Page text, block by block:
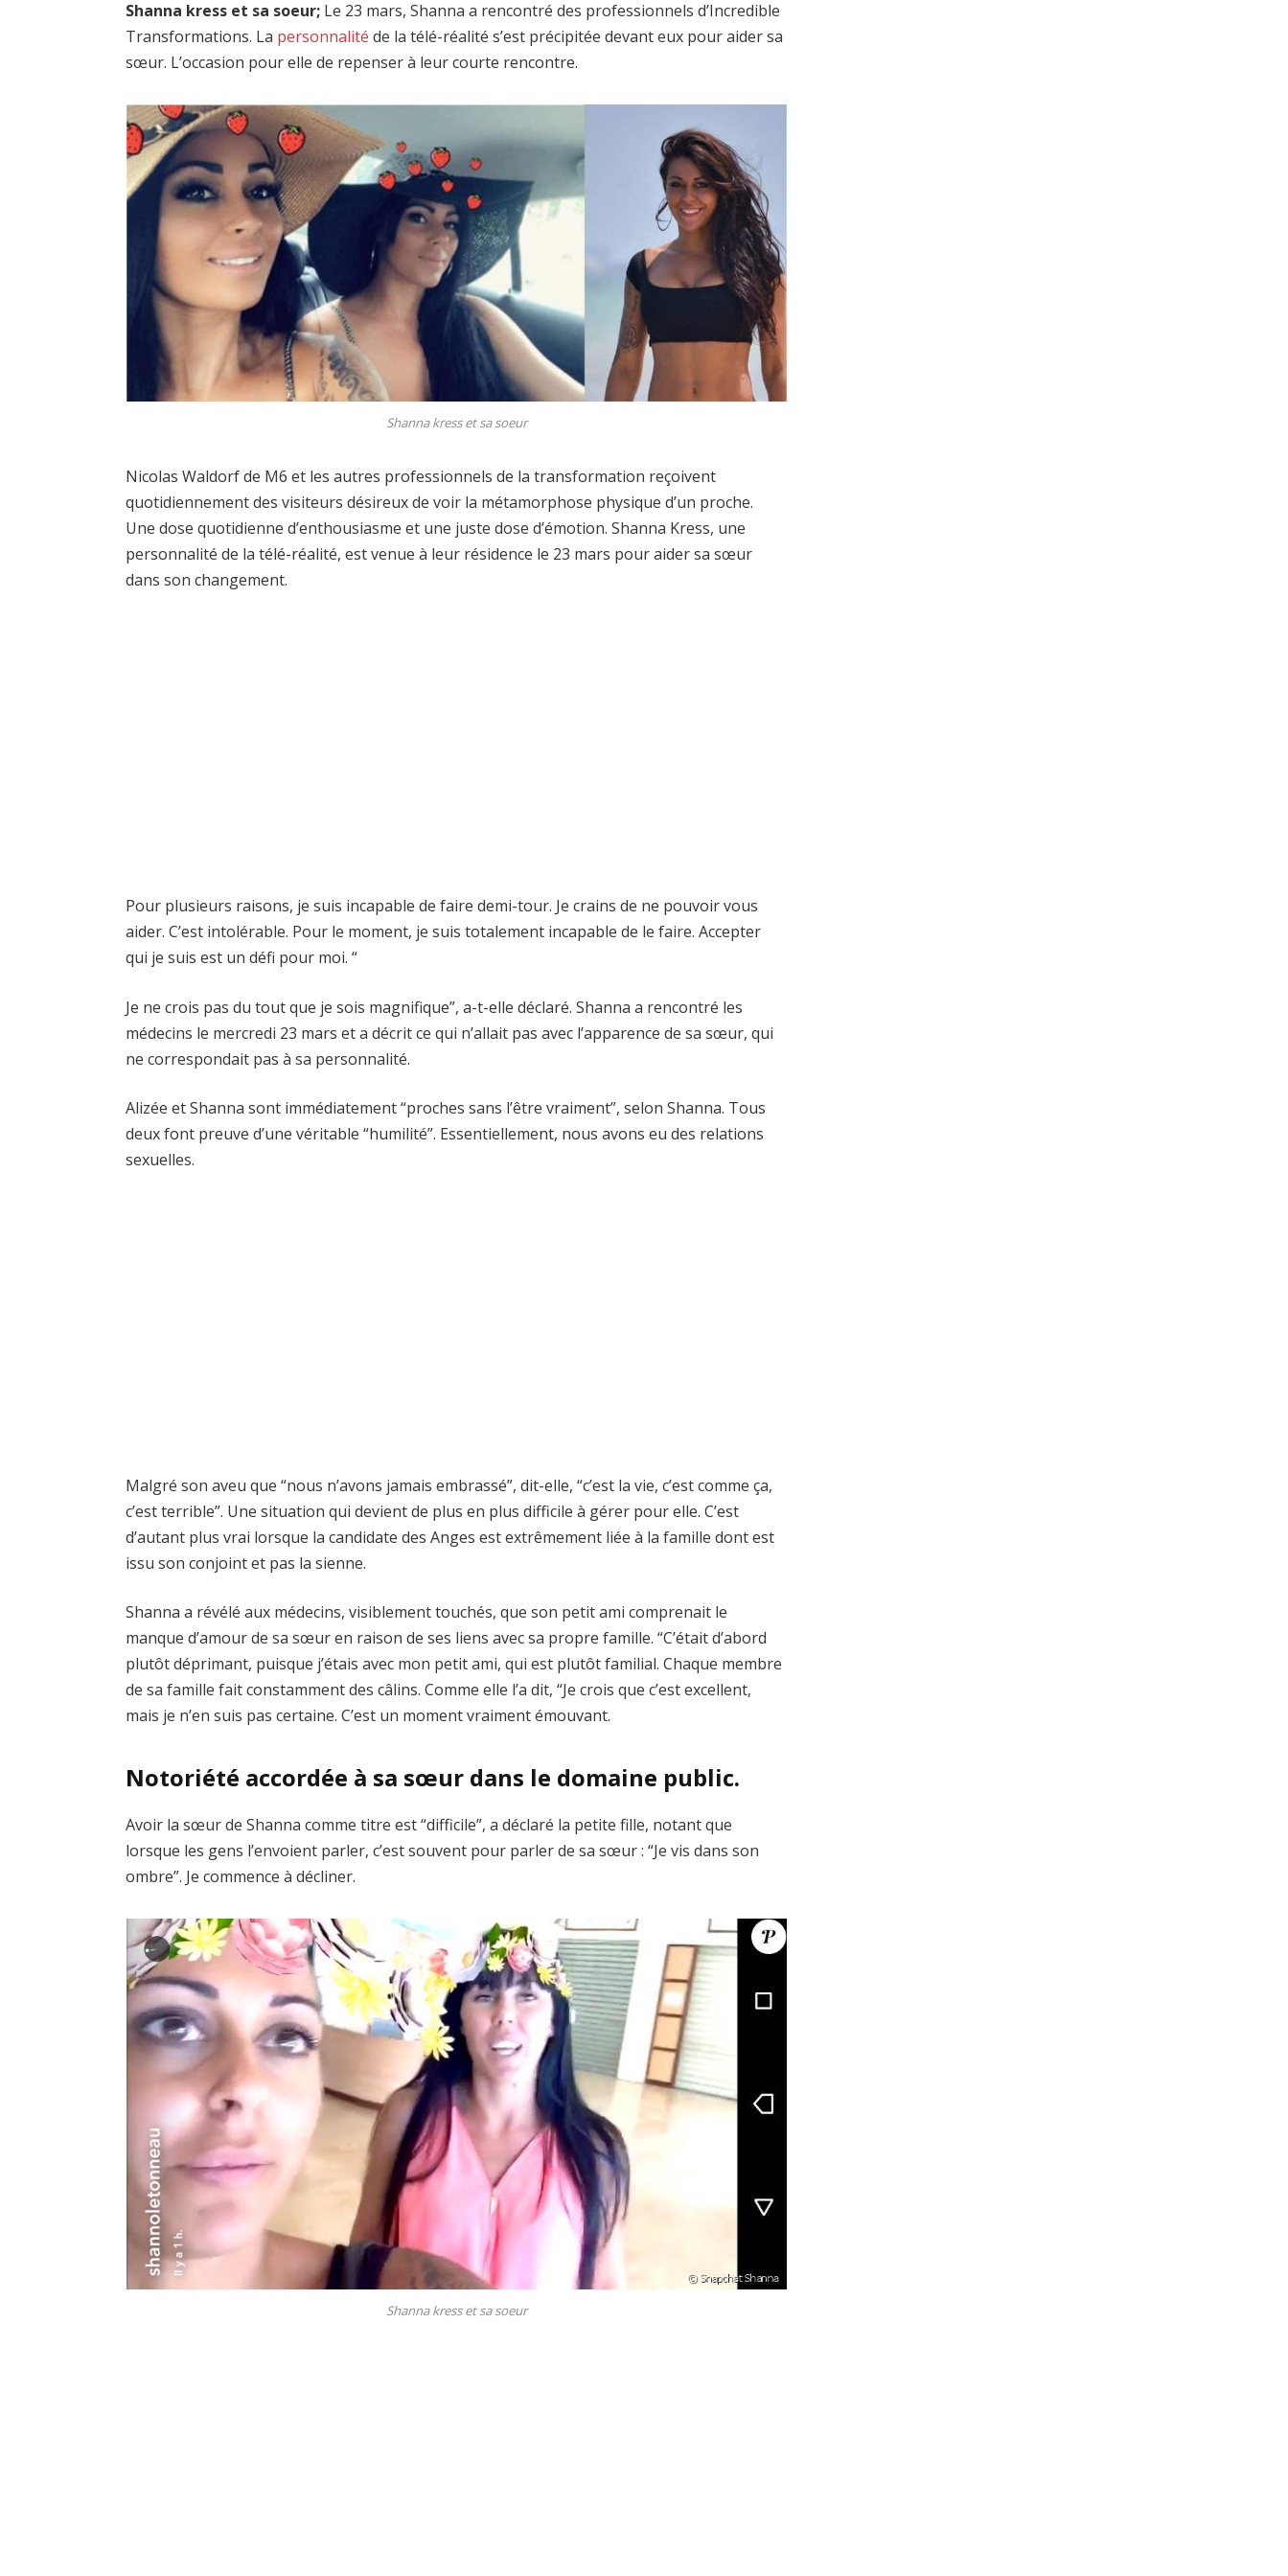
Shanna kress et sa soeur; Le 23 mars, Shanna a rencontré des professionnels d’Incredible
Transformations. La personnalitéde la télé-réalité s’est précipitée devant eux pour aider sa
sœur. L’occasion pour elle de repenser à leur courte rencontre.
Shanna kress et sa soeur
Nicolas Waldorf de M6 et les autres professionnels de la transformation reçoivent
quotidiennement des visiteurs désireux de voir la métamorphose physique d’un proche.
Une dose quotidienne d’enthousiasme et une juste dose d’émotion. Shanna Kress, une
personnalité de la télé-réalité, est venue à leur résidence le 23 mars pour aider sa sœur
dans son changement.
Pour plusieurs raisons, je suis incapable de faire demi-tour. Je crains de ne pouvoir vous
aider. C’est intolérable. Pour le moment, je suis totalement incapable de le faire. Accepter
qui je suis est un défi pour moi. “
Je ne crois pas du tout que je sois magnifique”, a-t-elle déclaré. Shanna a rencontré les
médecins le mercredi 23 mars et a décrit ce qui n’allait pas avec l’apparence de sa sœur, qui
ne correspondait pas à sa personnalité.
Alizée et Shanna sont immédiatement “proches sans l’être vraiment”, selon Shanna. Tous
deux font preuve d’une véritable “humilité”. Essentiellement, nous avons eu des relations
sexuelles.
Malgré son aveu que “nous n’avons jamais embrassé”, dit-elle, “c’est la vie, c’est comme ça,
c’est terrible”. Une situation qui devient de plus en plus difficile à gérer pour elle. C’est
d’autant plus vrai lorsque la candidate des Anges est extrêmement liée à la famille dont est
issu son conjoint et pas la sienne.
Shanna a révélé aux médecins, visiblement touchés, que son petit ami comprenait le
manque d’amour de sa sœur en raison de ses liens avec sa propre famille. “C’était d’abord
plutôt déprimant, puisque j’étais avec mon petit ami, qui est plutôt familial. Chaque membre
de sa famille fait constamment des câlins. Comme elle l’a dit, “Je crois que c’est excellent,
mais je n’en suis pas certaine. C’est un moment vraiment émouvant.
Notoriété accordée à sa sœur dans le domaine public.
Avoir la sœur de Shanna comme titre est “difficile”, a déclaré la petite fille, notant que
lorsque les gens l’envoient parler, c’est souvent pour parler de sa sœur : “Je vis dans son
ombre”. Je commence à décliner.
Shanna kress et sa soeur